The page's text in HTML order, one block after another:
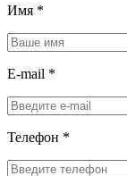
Имя *
E-mail *
Телефон *